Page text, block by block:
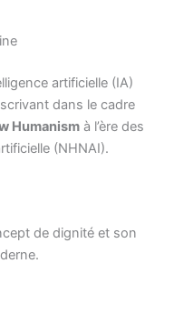
artificielle (IA)
dans le cadre
Humanism à l’ère des
(NHNAI).
de dignité et son